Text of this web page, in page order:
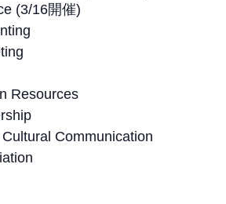
(3/16開催)
Resources
Communication